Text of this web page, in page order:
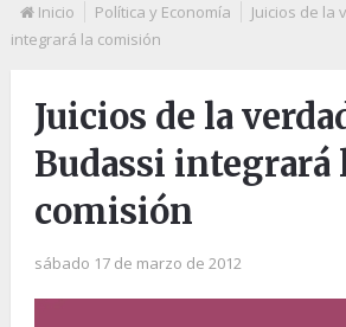
Inicio Política y Economía
Juicios de la
integrará la comisión
Juicios de la
Budassi integrará
comisión
sábado 17 de marzo de 2012